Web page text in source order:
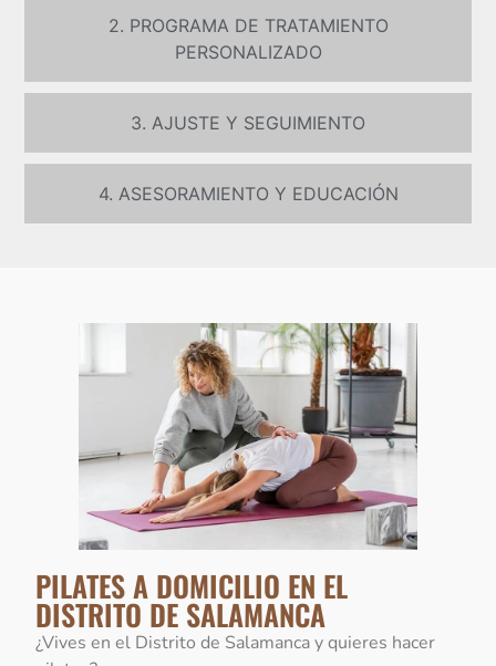
2. PROGRAMA DE TRATAMIENTO
PERSONALIZADO
3. AJUSTE Y SEGUIMIENTO
4. ASESORAMIENTO Y EDUCACIÓN
PILATES A DOMICILIO EN EL
DISTRITO DE SALAMANCA
¿Vives en el Distrito de Salamanca y quieres hacer